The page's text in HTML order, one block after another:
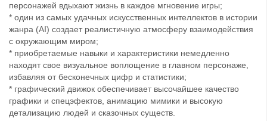
персонажей вдыхают жизнь в каждое мгновение игры;
* один из самых удачных искусственных интеллектов в истории
жанра (AI) создает реалистичную атмосферу взаимодействия
с окружающим миром;
* приобретаемые навыки и характеристики немедленно
находят свое визуальное воплощение в главном персонаже,
избавляя от бесконечных цифр и статистики;
* графический движок обеспечивает высочайшее качество
графики и спецэфектов, анимацию мимики и высокую
детализацию людей и сказочных существ.